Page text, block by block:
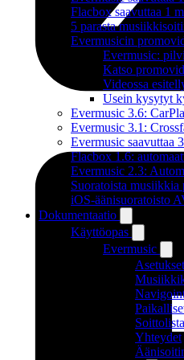
Flacbox saavuttaa 1
5 parasta
Evermusicin
Evermusic:
Katso
Videossa
Usein kysytyt
Evermusic 3.6:
Evermusic 3.1:
Evermusic saavuttaa
Flacbox 1.6:
Evermusic 2.3:
Suoratoista
iOS-äänisuoratoisto
Dokumentaatio
Käyttöopas
Evermusic
Asetukset
Yhteydet